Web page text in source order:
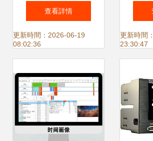
南 新舊設備、小電
腦與工業計算機的
查看詳情
更新時間：2026-06-19
08:02:36
更新時間
23:30:47